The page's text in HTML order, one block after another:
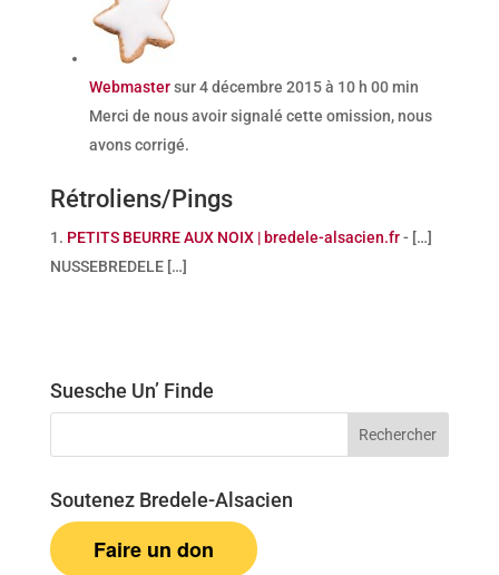
Webmaster sur 4 décembre 2015 à 10 h 00 min
Merci de nous avoir signalé cette omission, nous
avons corrigé.
Rétroliens/Pings
PETITS BEURRE AUX NOIX | bredele-alsacien.fr- […]
NUSSEBREDELE […]
Suesche Un’ Finde
Soutenez Bredele-Alsacien